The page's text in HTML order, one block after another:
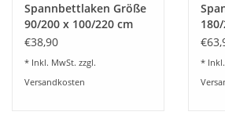
Spannbettlaken Größe
90/200 x 100/220 cm
Jersey Stretch - Kirsten
30 cm Höhe,
Boxspring- und
€38,90
* Inkl. MwSt. zzgl.
Versandkosten
30
*